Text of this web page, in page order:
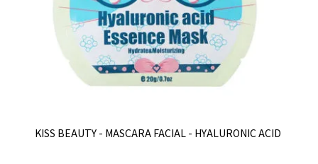
KISS BEAUTY - MASCARA FACIAL - HYALURONIC ACID